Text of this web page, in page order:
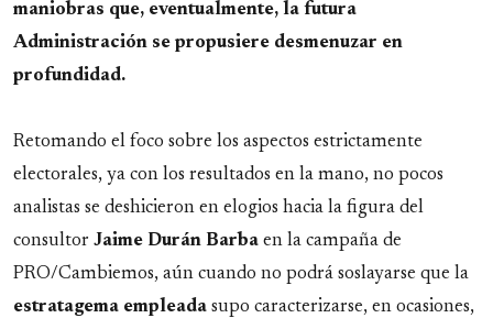
maniobras que, eventualmente, la futura
Administración se propusiere desmenuzar en
profundidad.
Retomando el foco sobre los aspectos estrictamente
electorales, ya con los resultados en la mano, no pocos
analistas se deshicieron en elogios hacia la figura del
consultor Jaime Durán Barba en la campaña de
PRO/Cambiemos, aún cuando no podrá soslayarse que la
estratagema empleada supo caracterizarse, en ocasiones,